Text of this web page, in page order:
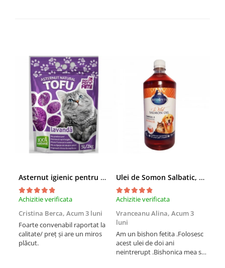
Asternut igienic pentru pisici Tofu Lavanda, Mon Petit 5 l
Achizitie verificata
Cristina Berca, Acum 3 luni
Foarte convenabil raportat la
calitate/ preț și are un miros
plăcut.
Ulei de Somon Salbatic, câini și pisici, piele si blană, BEST4PETS, 1l
Achizitie verificata
Vranceanu Alina, Acum 3
luni
Am un bishon fetita .Folosesc
acest ulei de doi ani
neintrerupt .Bishonica mea se